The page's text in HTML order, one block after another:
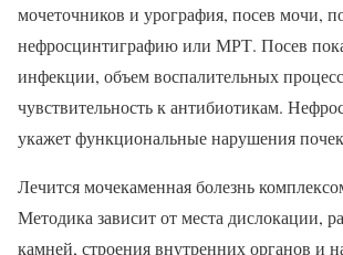
мочеточников и урография, посев мочи,
нефросцинтиграфию или МРТ. Посев
инфекции, объем воспалительных
чувствительность к антибиотикам.
укажет функциональные нарушения
Лечится мочекаменная болезнь
Методика зависит от места дислокации,
камней, строения внутренних органов и